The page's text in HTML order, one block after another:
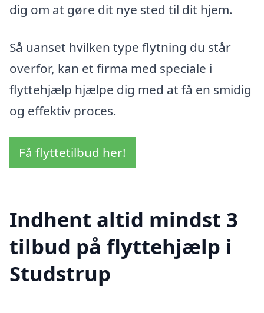
dig om at gøre dit nye sted til dit hjem.
Så uanset hvilken type flytning du står
overfor, kan et firma med speciale i
flyttehjælp hjælpe dig med at få en smidig
og effektiv proces.
Få flyttetilbud her!
Indhent altid mindst 3
tilbud på flyttehjælp i
Studstrup